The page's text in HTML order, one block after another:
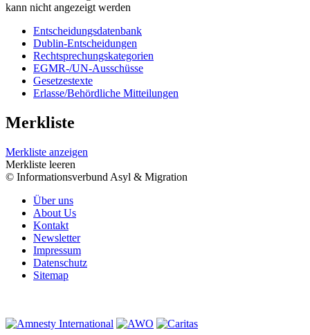
kann nicht angezeigt werden
Entscheidungsdatenbank
Dublin-Entscheidungen
Rechtsprechungskategorien
EGMR-/UN-Ausschüsse
Gesetzestexte
Erlasse/Behördliche Mitteilungen
Merkliste
Merkliste anzeigen
Merkliste leeren
© Informationsverbund Asyl & Migration
Über uns
About Us
Kontakt
Newsletter
Impressum
Datenschutz
Sitemap